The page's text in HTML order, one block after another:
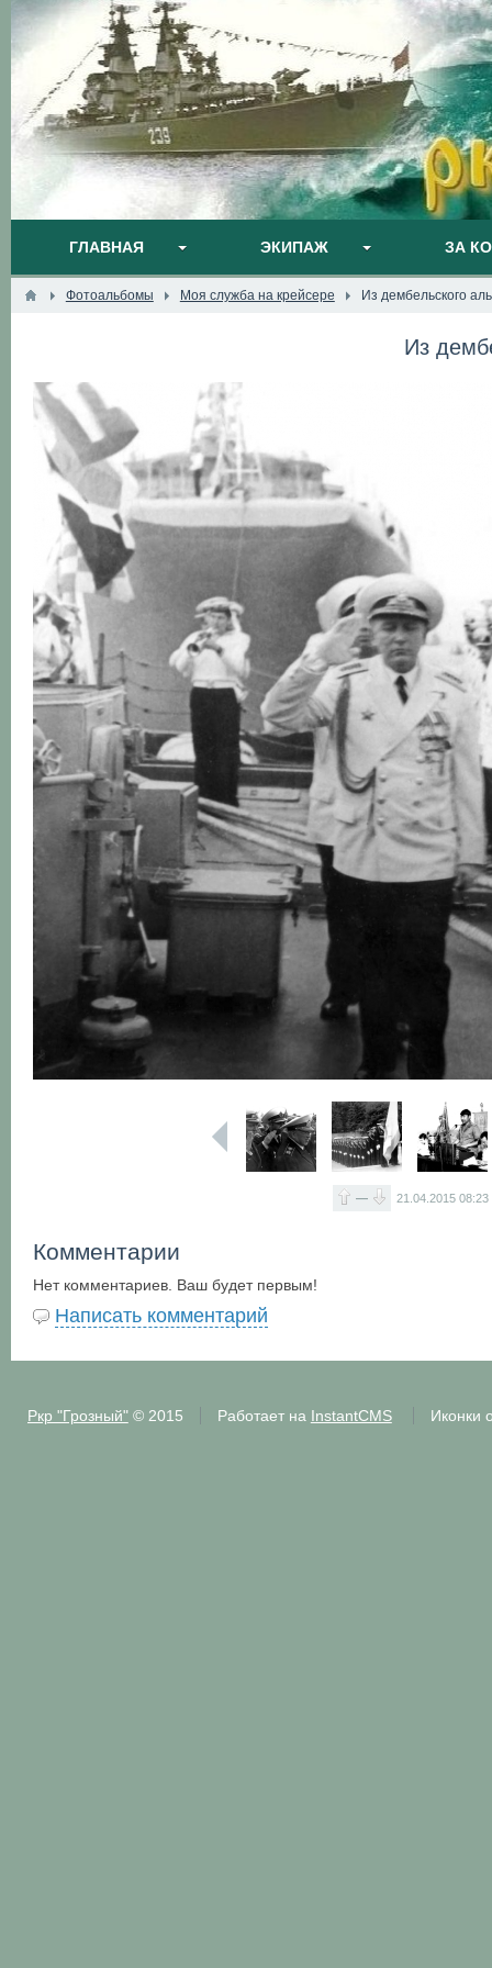
ГЛАВНАЯ ЭКИПАЖ ЗА
Фотоальбомы Моя служба на крейсере Из дембельского
Из
— 21.04.201508:23
Комментарии
Нет комментариев. Ваш будет первым!
Написать комментарий
Ркр "Грозный"© 2015 Работает на InstantCMS Иконки